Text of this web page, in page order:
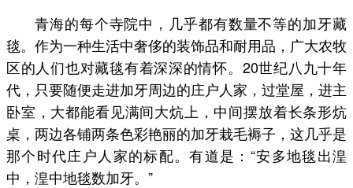
青海的每个寺院中，几乎都有数量不等的加牙藏
毯。作为一种生活中奢侈的装饰品和耐用品，广大农牧
区的人们也对藏毯有着深深的情怀。20世纪八九十年
代，只要随便走进加牙周边的庄户人家，过堂屋，进主
卧室，大都能看见满间大炕上，中间摆放着长条形炕
桌，两边各铺两条色彩艳丽的加牙栽毛褥子，这几乎是
那个时代庄户人家的标配。有道是：“安多地毯出湟
中，湟中地毯数加牙。”